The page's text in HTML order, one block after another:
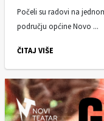
Počeli su radovi na
području općine Novo ...
ČITAJ VIŠE